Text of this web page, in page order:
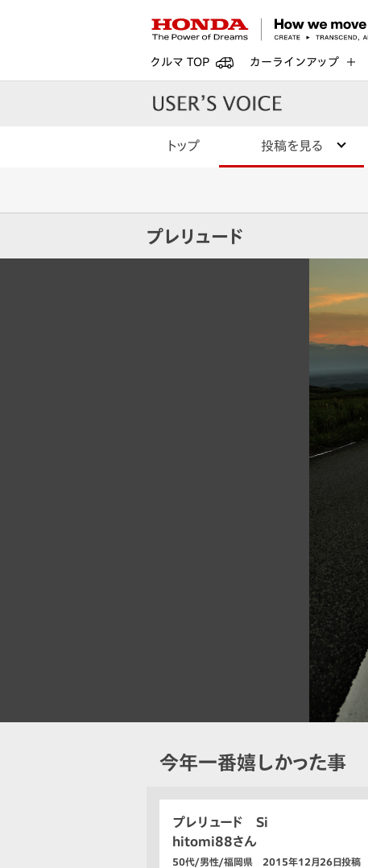
クルマ TOP カーラインアップ
トップ 投稿を見る
プレリュード
今年一番嬉しかった事
プレリュード Si
hitomi88さん
50代/男性/福岡県 2015年12月26日投稿